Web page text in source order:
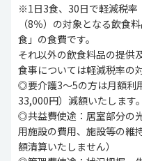
※1日3食、30日で軽減税率
（8％）の対象となる飲食
食」の食費です。
それ以外の飲食料品の提供
食事については軽減税率の
◎要介護3～5の方は月額利
33,000円）減額いたします。
◎共益費使途：居室部分の
用施設の費用、施設等の維
額清算いたしません）